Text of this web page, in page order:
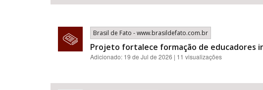
Brasil de Fato - www.brasildefato.com.br
Projeto fortalece formação de educadores
Adicionado: 19 de Jul de 2026 | 11 visualizações